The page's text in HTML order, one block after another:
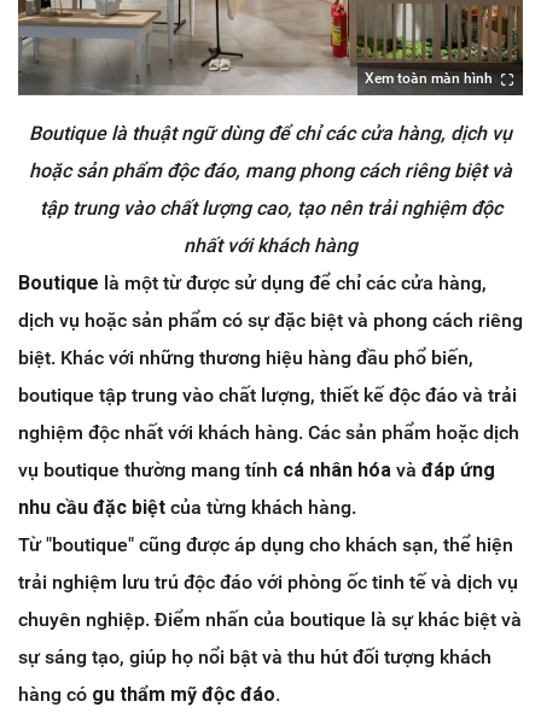
Xem toàn màn hình
Boutique là thuật ngữ dùng để chỉ các cửa hàng, dịch vụ
hoặc sản phẩm độc đáo, mang phong cách riêng biệt và
tập trung vào chất lượng cao, tạo nên trải nghiệm độc
nhất với khách hàng
Boutique là một từ được sử dụng để chỉ các cửa hàng,
dịch vụ hoặc sản phẩm có sự đặc biệt và phong cách riêng
biệt. Khác với những thương hiệu hàng đầu phổ biến,
boutique tập trung vào chất lượng, thiết kế độc đáo và trải
nghiệm độc nhất với khách hàng. Các sản phẩm hoặc dịch
vụ boutique thường mang tính cá nhân hóa và đáp ứng
nhu cầu đặc biệt của từng khách hàng.
Từ "boutique" cũng được áp dụng cho khách sạn, thể hiện
trải nghiệm lưu trú độc đáo với phòng ốc tinh tế và dịch vụ
chuyên nghiệp. Điểm nhấn của boutique là sự khác biệt và
sự sáng tạo, giúp họ nổi bật và thu hút đối tượng khách
hàng có gu thẩm mỹ độc đáo.